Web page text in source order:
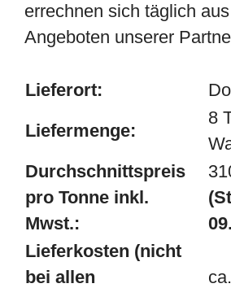
errechnen sich täglich
Angeboten unserer
Lieferort:
Liefermenge:
8
Durchschnittspreis
pro Tonne inkl.
Mwst.:
Lieferkosten (nicht
bei allen